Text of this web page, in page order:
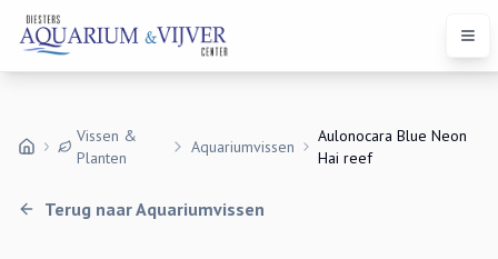
Vissen &
Planten
Aquariumvissen
Aulonocara Blue Neon
Hai reef
Terug naarAquariumvissen